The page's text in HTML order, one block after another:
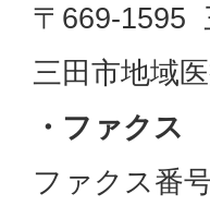
〒669-1595
三田市地域
・ファクス
ファクス番